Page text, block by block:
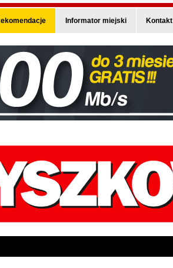
Informator miejski Kontakt